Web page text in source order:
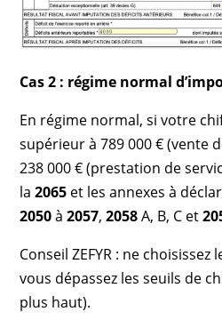
Cas 2 : régime normal
En régime normal, si votre
supérieur à 789 000 € (vente
238 000 € (prestation de
la 2065 et les annexes à
2050à2057,2058A, B, C et
Conseil ZEFYR : ne
vous dépassez les seuils de
plus haut).